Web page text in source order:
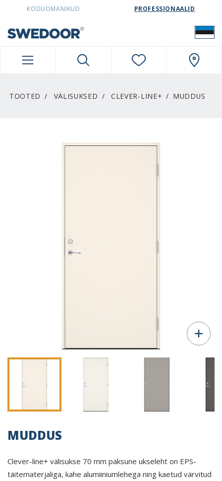
SWEDOORESTONIA NAVIGATION
KODUOMANIKUD PROFESSIONAALID
TOOTED VÄLISUKSED CLEVER-LINE+ MUDDUS
MUDDUS
Clever-line+ välisukse 70 mm paksune ukseleht on EPS-
täitematerjaliga, kahe alumiiniumlehega ning kaetud värvitud